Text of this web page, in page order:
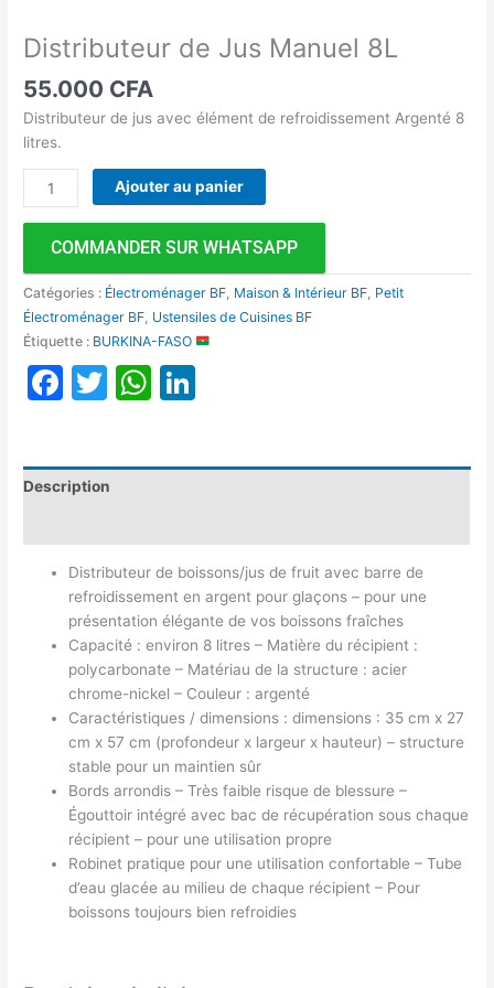
Distributeur de Jus Manuel 8L
55.000 CFA
Distributeur de jus avec élément de refroidissement Argenté 8
litres.
Ajouter au panier
COMMANDER SUR WHATSAPP
Catégories : Électroménager BF, Maison & Intérieur BF, Petit
Électroménager BF, Ustensiles de Cuisines BF
Étiquette : BURKINA-FASO
Facebook
TwitterWhatsApp
Description
Distributeur de boissons/jus de fruit avec barre de
refroidissement en argent pour glaçons – pour une
présentation élégante de vos boissons fraîches
Capacité : environ 8 litres – Matière du récipient :
polycarbonate – Matériau de la structure : acier
chrome-nickel – Couleur : argenté
Caractéristiques / dimensions : dimensions : 35 cm x 27
cm x 57 cm (profondeur x largeur x hauteur) – structure
stable pour un maintien sûr
Bords arrondis – Très faible risque de blessure –
Égouttoir intégré avec bac de récupération sous chaque
récipient – pour une utilisation propre
Robinet pratique pour une utilisation confortable – Tube
d’eau glacée au milieu de chaque récipient – Pour
boissons toujours bien refroidies